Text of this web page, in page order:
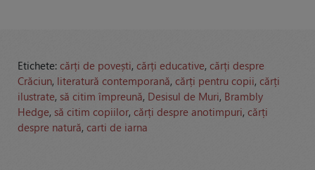
Etichete: cărți de povești, cărți educative, cărți despre
Crăciun, literatură contemporană, cărți pentru copii, cărți
ilustrate, să citim împreună, Desisul de Muri, Brambly
Hedge, să citim copiilor, cărți despre anotimpuri, cărți
despre natură, carti de iarna